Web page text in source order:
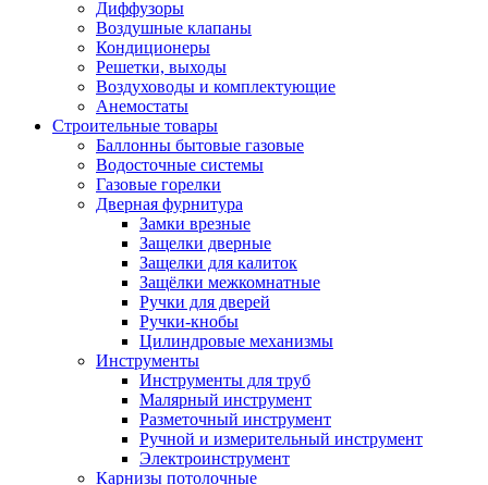
Диффузоры
Воздушные клапаны
Кондиционеры
Решетки, выходы
Воздуховоды и комплектующие
Анемостаты
Строительные товары
Баллонны бытовые газовые
Водосточные системы
Газовые горелки
Дверная фурнитура
Замки врезные
Защелки дверные
Защелки для калиток
Защёлки межкомнатные
Ручки для дверей
Ручки-кнобы
Цилиндровые механизмы
Инструменты
Инструменты для труб
Малярный инструмент
Разметочный инструмент
Ручной и измерительный инструмент
Электроинструмент
Карнизы потолочные